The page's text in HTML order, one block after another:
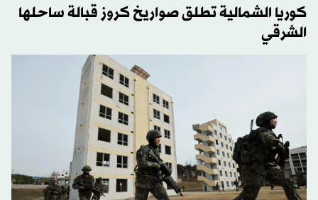
كوريا الشمالية تطلق صواريخ كروز قبالة ساحلها
الشرقي